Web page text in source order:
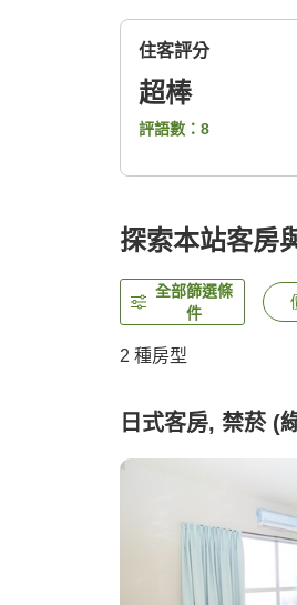
住客評分
超棒
評語數： 8
探索本站客房
全部篩選條
件
2 種房型
日式客房, 禁菸 (